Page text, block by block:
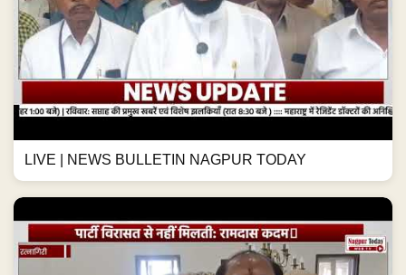
LIVE | NEWS BULLETIN NAGPUR TODAY